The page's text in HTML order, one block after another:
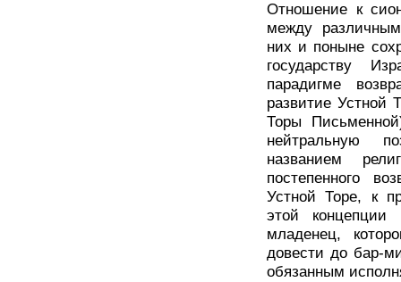
Отношение к
между
них и поныне
государству
парадигме
развитие Устной
Торы
нейтральную
названием
постепенного
Устной Торе, к
этой концепции
младенец,
довести до бар-
обязанным